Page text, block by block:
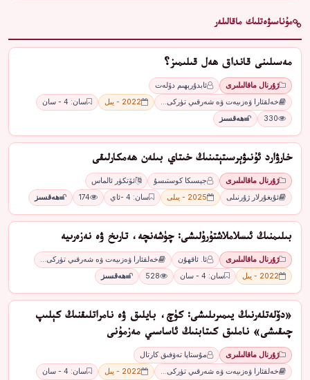
مۇناسىۋەتلىك ماقالىلەر
مەسىلىنى قانداق ھەل قىلىمىز؟
ژۇرنال ماقالىلىرى
ئابدۇرېھىم دۆلەت
خەلقئارا ۋەزىيەت ۋە شەرقىي تۈركى…
2022 - يىل
سان: 4 - سان
330
ھەقسىز
ﺧﺎﺭﯞﺍﺭﺩ ﺋﯘﻧﯩﯟﯦﺮﺳﯩﺘﯧﺘﯩﻨﯩﯔ ﺧﯩﺘﺎﻱ ﺑﯩﻠﻪﻥ ھەمكارلىقى
ژۇرنال ماقالىلىرى ﺟﯧﺴﯩﻜﺎ ﻛﻮﺳﺘﯩﺴﯘ
ﺋﯚﺗﻜﯜﺭ ﺋﺎﻟﻤﺎﺱ
ئۇيغۇرلار ژۇرنىلى
2025 - يىلى سان: 4 -ئاي 174 ھەقسىز
بىلىمنىڭ ئىسلاملاشتۇرۇلىشى: چۈشەنچە، تارىخ ۋە نەزەرىيە
ژۇرنال ماقالىلىرى ئا. ئاقھۇن
خەلقئارا ۋەزىيەت ۋە شەرقىي تۈركى…
2022 - يىل
سان: 4 - سان 528 ھەقسىز
«دۆلەتلەرنىڭ يىمىرىلىشى: كۈچ، بايلىق ۋە نامراتلىقنىڭ كېلىپ
چىقىشى» ناملىق كىتابنىڭ ئاساسىي مەزمۇنى
ژۇرنال ماقالىلىرى
مۇستاپا تەۋفىق كارتال
خەلقئارا ۋەزىيەت ۋە شەرقىي تۈركى…
2022 - يىل سان: 4 - سان